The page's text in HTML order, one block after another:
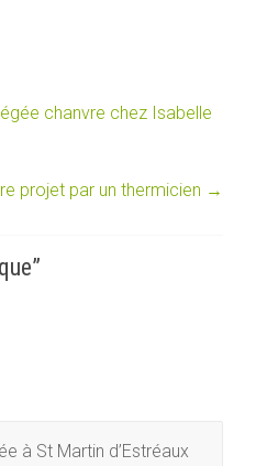
chanvre chez Isabelle
projet par un thermicien →
”
à St Martin d’Estréaux